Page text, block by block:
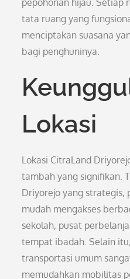
pepohonan hijau. Setiap
tata ruang yang
menciptakan suasana
bagi penghuninya.
Lokasi
Lokasi CitraLand
tambah yang signifikan.
Driyorejo yang strategis,
mudah mengakses
sekolah, pusat
tempat ibadah. Selain
transportasi umum
memudahkan mobilitas